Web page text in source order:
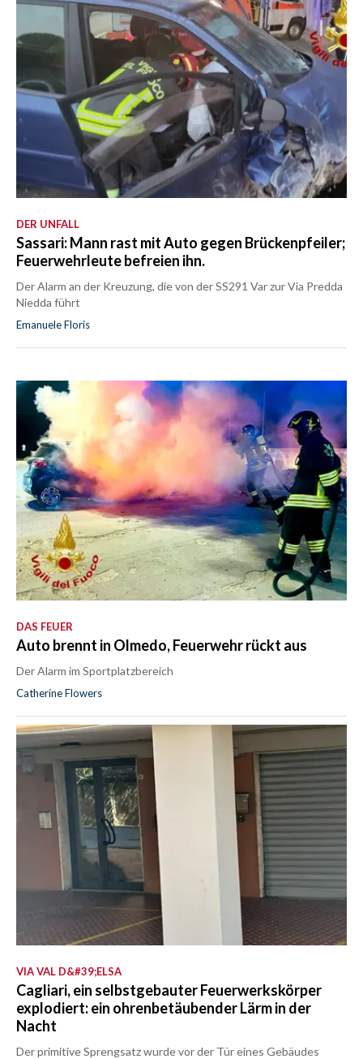
DER UNFALL
Sassari: Mann rast mit Auto gegen Brückenpfeiler;
Feuerwehrleute befreien ihn.
Der Alarm an der Kreuzung, die von der SS291 Var zur Via Predda
Niedda führt
Emanuele Floris
DAS FEUER
Auto brennt in Olmedo, Feuerwehr rückt aus
Der Alarm im Sportplatzbereich
Catherine Flowers
VIA VAL D&#39;ELSA
Cagliari, ein selbstgebauter Feuerwerkskörper
explodiert: ein ohrenbetäubender Lärm in der
Nacht
Der primitive Sprengsatz wurde vor der Tür eines Gebäudes